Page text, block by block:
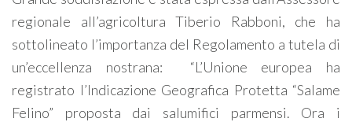
regionale all’agricoltura Tiberio Rabboni, che ha
sottolineato l’importanza del Regolamento a tutela di
un’eccellenza nostrana: “L’Unione europea ha
registrato l’Indicazione Geografica Protetta “Salame
Felino” proposta dai salumifici parmensi. Ora i